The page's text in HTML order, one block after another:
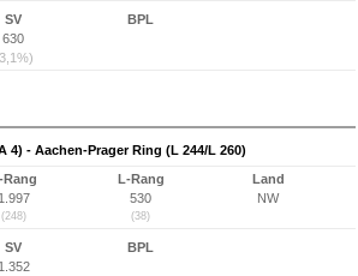
SV
630
BPL
4) - Aachen-Prager Ring (L 244/L 260)
Rang
1.997
(248)
L-Rang
530
(38)
Land
NW
SV
1.352
BPL